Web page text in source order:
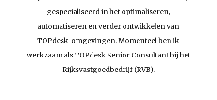
gespecialiseerd in het optimaliseren,
automatiseren en verder ontwikkelen van
TOPdesk-omgevingen. Momenteel ben ik
werkzaam als TOPdesk Senior Consultant bij het
Rijksvastgoedbedrijf (RVB).